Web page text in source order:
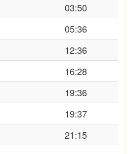
03:50
05:36
12:36
16:28
19:36
19:37
21:15